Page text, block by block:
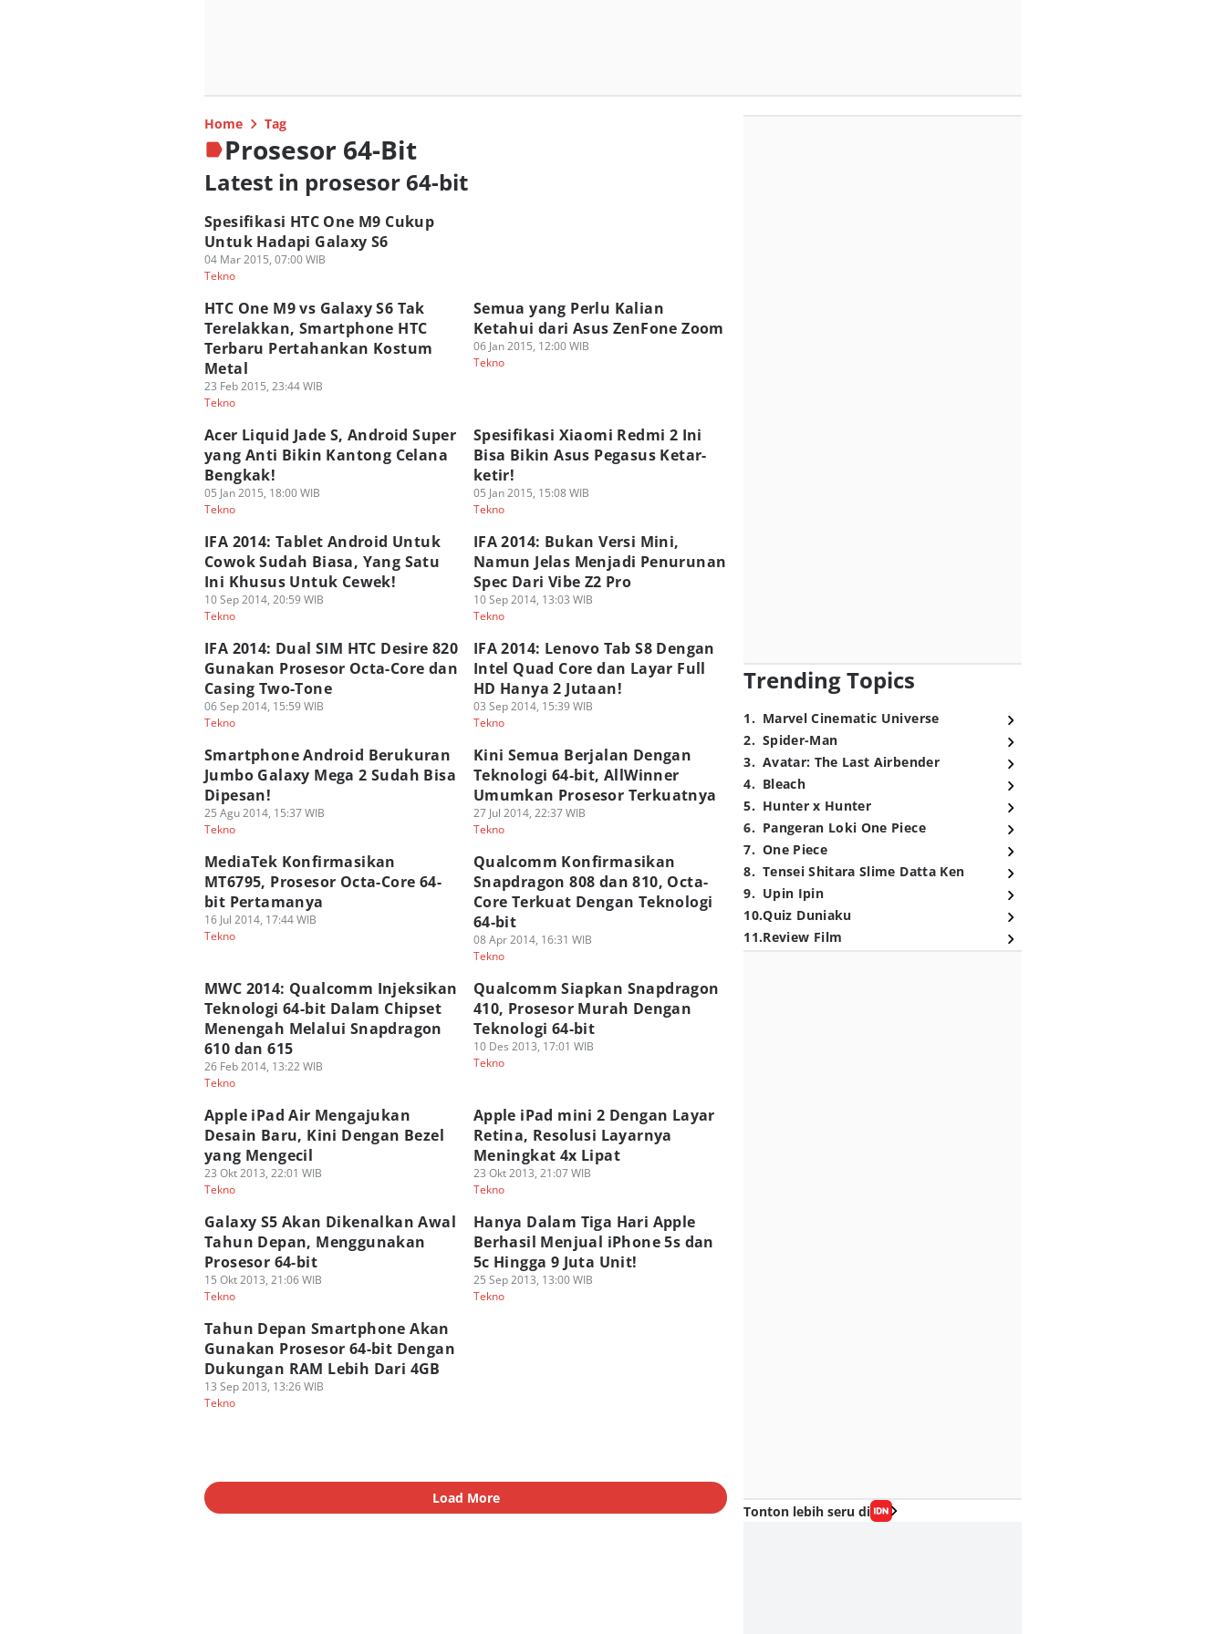
Home Tag
Prosesor 64-Bit
Latest in prosesor 64-bit
Spesifikasi HTC One M9 Cukup
Untuk Hadapi Galaxy S6
04 Mar 2015, 07:00 WIB
Tekno
HTC One M9 vs Galaxy S6 Tak
Terelakkan, Smartphone HTC
Terbaru Pertahankan Kostum
Metal
23 Feb 2015, 23:44 WIB
Tekno
Semua yang Perlu Kalian
Ketahui dari Asus ZenFone Zoom
06 Jan 2015, 12:00 WIB
Tekno
Acer Liquid Jade S, Android Super
yang Anti Bikin Kantong Celana
Bengkak!
05 Jan 2015, 18:00 WIB
Tekno
Spesifikasi Xiaomi Redmi 2 Ini
Bisa Bikin Asus Pegasus Ketar-
ketir!
05 Jan 2015, 15:08 WIB
Tekno
IFA 2014: Tablet Android Untuk
Cowok Sudah Biasa, Yang Satu
Ini Khusus Untuk Cewek!
10 Sep 2014, 20:59 WIB
Tekno
IFA 2014: Bukan Versi Mini,
Namun Jelas Menjadi Penurunan
Spec Dari Vibe Z2 Pro
10 Sep 2014, 13:03 WIB
Tekno
IFA 2014: Dual SIM HTC Desire 820
Gunakan Prosesor Octa-Core dan
Casing Two-Tone
06 Sep 2014, 15:59 WIB
Tekno
IFA 2014: Lenovo Tab S8 Dengan
Intel Quad Core dan Layar Full
HD Hanya 2 Jutaan!
03 Sep 2014, 15:39 WIB
Tekno
Smartphone Android Berukuran
Jumbo Galaxy Mega 2 Sudah Bisa
Dipesan!
25 Agu 2014, 15:37 WIB
Tekno
Kini Semua Berjalan Dengan
Teknologi 64-bit, AllWinner
Umumkan Prosesor Terkuatnya
27 Jul 2014, 22:37 WIB
Tekno
MediaTek Konfirmasikan
MT6795, Prosesor Octa-Core 64-
bit Pertamanya
16 Jul 2014, 17:44 WIB
Tekno
Qualcomm Konfirmasikan
Snapdragon 808 dan 810, Octa-
Core Terkuat Dengan Teknologi
64-bit
08 Apr 2014, 16:31 WIB
Tekno
MWC 2014: Qualcomm Injeksikan
Teknologi 64-bit Dalam Chipset
Menengah Melalui Snapdragon
610 dan 615
26 Feb 2014, 13:22 WIB
Tekno
Qualcomm Siapkan Snapdragon
410, Prosesor Murah Dengan
Teknologi 64-bit
10 Des 2013, 17:01 WIB
Tekno
Apple iPad Air Mengajukan
Desain Baru, Kini Dengan Bezel
yang Mengecil
23 Okt 2013, 22:01 WIB
Tekno
Apple iPad mini 2 Dengan Layar
Retina, Resolusi Layarnya
Meningkat 4x Lipat
23 Okt 2013, 21:07 WIB
Tekno
Galaxy S5 Akan Dikenalkan Awal
Tahun Depan, Menggunakan
Prosesor 64-bit
15 Okt 2013, 21:06 WIB
Tekno
Hanya Dalam Tiga Hari Apple
Berhasil Menjual iPhone 5s dan
5c Hingga 9 Juta Unit!
25 Sep 2013, 13:00 WIB
Tekno
Tahun Depan Smartphone Akan
Gunakan Prosesor 64-bit Dengan
Dukungan RAM Lebih Dari 4GB
13 Sep 2013, 13:26 WIB
Tekno
Load More
Trending Topics
1. Marvel Cinematic Universe
2. Spider-Man
3. Avatar: The Last Airbender
4. Bleach
5. Hunter x Hunter
6. Pangeran Loki One Piece
7. One Piece
8. Tensei Shitara Slime Datta Ken
9. Upin Ipin
10.Quiz Duniaku
11.Review Film
Tonton lebih seru di